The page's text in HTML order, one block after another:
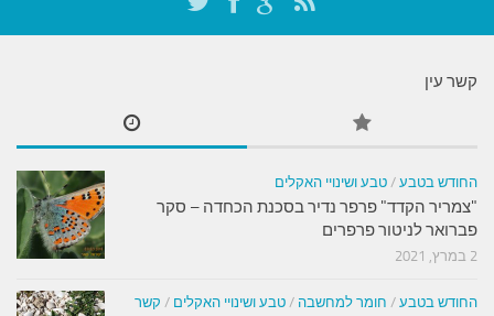
קשר עין
החודש בטבע / טבע ושינויי האקלים
"צמריר הקדד" פרפר נדיר בסכנת הכחדה – סקר
פברואר לניטור פרפרים
2 במרץ, 2021
החודש בטבע / חומר למחשבה / טבע ושינויי האקלים / קשר